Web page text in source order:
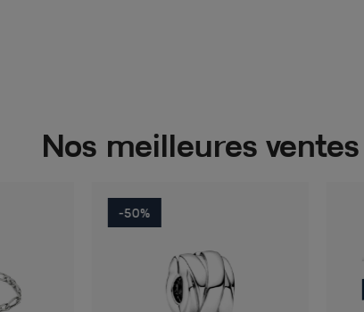
Nos meilleures ventes
-50%